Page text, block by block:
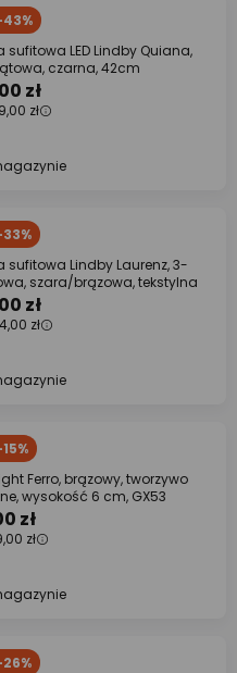
43%
sufitowa LED Lindby Quiana,
czarna, 42cm
zł
zł
33%
sufitowa Lindby Laurenz, 3-
szara/brązowa, tekstylna
zł
zł
Ferro, brązowy, tworzywo
wysokość 6 cm, GX53
zł
zł
26%